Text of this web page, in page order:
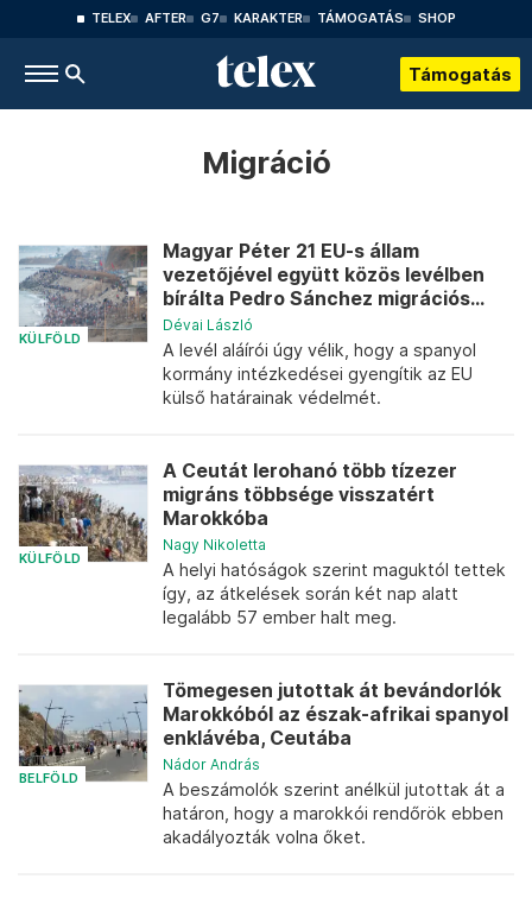
TELEX AFTER G7 KARAKTER TÁMOGATÁS SHOP
Támogatás
Migráció
KÜLFÖLD
Magyar Péter 21 EU-s állam
vezetőjével együtt közös levélben
bírálta Pedro Sánchez migrációs...
Dévai László
A levél aláírói úgy vélik, hogy a spanyol
kormány intézkedései gyengítik az EU
külső határainak védelmét.
KÜLFÖLD
A Ceutát lerohanó több tízezer
migráns többsége visszatért
Marokkóba
Nagy Nikoletta
A helyi hatóságok szerint maguktól tettek
így, az átkelések során két nap alatt
legalább 57 ember halt meg.
BELFÖLD
Tömegesen jutottak át bevándorlók
Marokkóból az észak-afrikai spanyol
enklávéba, Ceutába
Nádor András
A beszámolók szerint anélkül jutottak át a
határon, hogy a marokkói rendőrök ebben
akadályozták volna őket.